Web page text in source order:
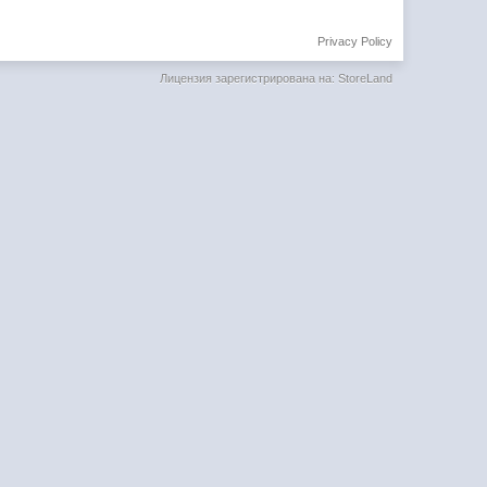
Privacy Policy
Лицензия зарегистрирована на: StoreLand